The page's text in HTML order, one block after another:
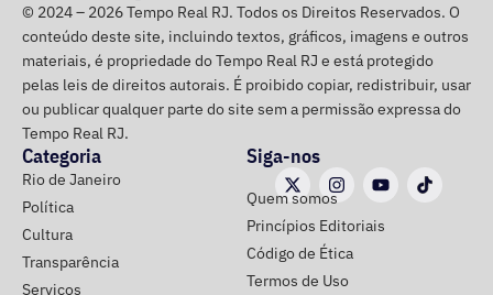
transmissão e atualizações nos Stories.
© 2024 – 2026 Tempo Real RJ. Todos os Direitos Reservados. O
conteúdo deste site, incluindo textos, gráficos, imagens e outros
materiais, é propriedade do Tempo Real RJ e está protegido
pelas leis de direitos autorais. É proibido copiar, redistribuir, usar
ou publicar qualquer parte do site sem a permissão expressa do
Tempo Real RJ.
Categoria
Rio de Janeiro
Política
Cultura
Transparência
Serviços
Siga-nos
Quem somos
Princípios Editoriais
Código de Ética
Termos de Uso